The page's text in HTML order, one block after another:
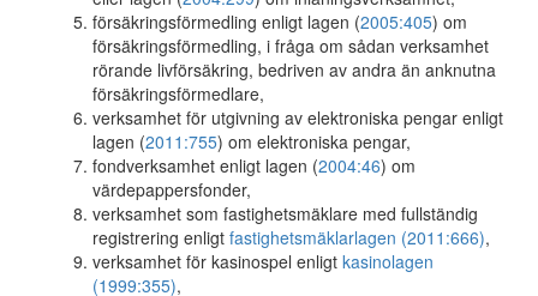
försäkringsförmedling enligt lagen (2005:405) om
försäkringsförmedling, i fråga om sådan verksamhet
rörande livförsäkring, bedriven av andra än anknutna
försäkringsförmedlare,
verksamhet för utgivning av elektroniska pengar enligt
lagen (2011:755) om elektroniska pengar,
fondverksamhet enligt lagen (2004:46) om
värdepappersfonder,
verksamhet som fastighetsmäklare med fullständig
registrering enligt fastighetsmäklarlagen (2011:666),
verksamhet för kasinospel enligt kasinolagen
(1999:355),